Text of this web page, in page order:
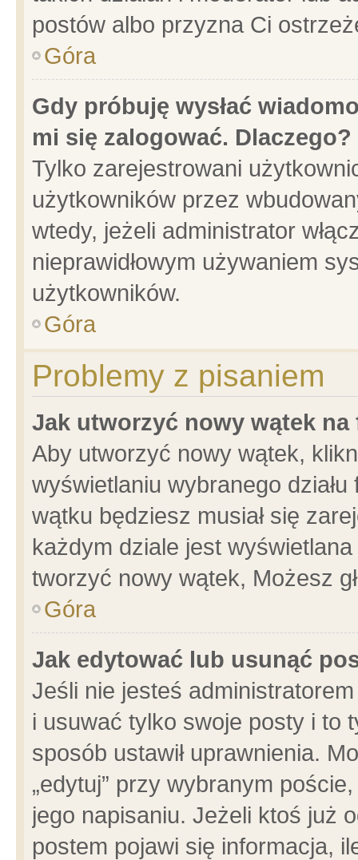
postów albo przyzna Ci
Góra
Gdy próbuję wysłać
mi się zalogować. Dlaczego?
Tylko zarejestrowani
użytkowników przez
wtedy, jeżeli administrator
nieprawidłowym używaniem
użytkowników.
Góra
Problemy z pisaniem
Jak utworzyć nowy wątek na
Aby utworzyć nowy wątek,
wyświetlaniu wybranego
wątku będziesz musiał się
każdym dziale jest
tworzyć nowy wątek, Możesz
Góra
Jak edytować lub usunąć
Jeśli nie jesteś
i usuwać tylko swoje posty i to
sposób ustawił uprawnienia.
„edytuj” przy wybranym
jego napisaniu. Jeżeli ktoś już
postem pojawi się informacja,